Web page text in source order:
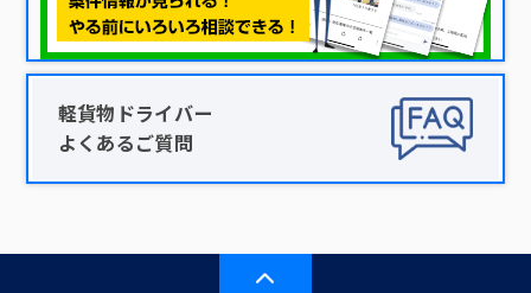
軽貨物ドライバー
よくあるご質問